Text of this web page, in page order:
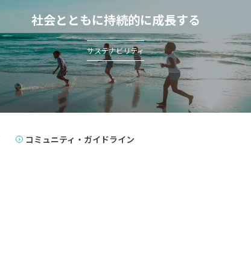
社会とともに持続的に成長する
サステナビリティ
コミュニティ・ガイドライン